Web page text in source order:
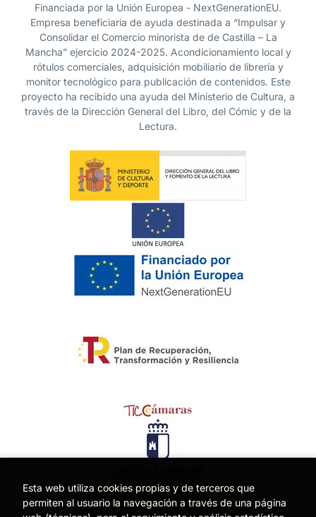
Financiada por la Unión Europea - NextGenerationEU.
Empresa beneficiaria de ayuda destinada a “Impulsar y
Consolidar el Comercio minorista de de Castilla – La
Mancha” ejercicio 2024-2025. Acondicionamiento local y
rótulos comerciales, adquisición mobiliario de librería y
monitor tecnológico para publicación de contenidos. Este
proyecto ha recibido una ayuda del Ministerio de Cultura, a
través de la Dirección General del Libro, del Cómic y de la
Lectura.
Esta web utiliza cookies propias y de terceros que
permiten al usuario la navegación a través de una página